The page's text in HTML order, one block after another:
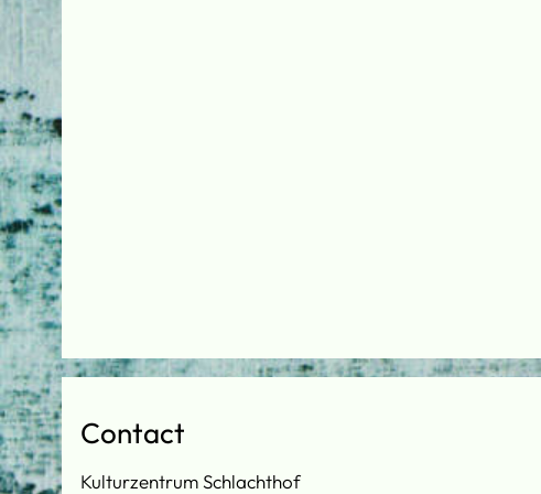
Contact
Kulturzentrum Schlachthof